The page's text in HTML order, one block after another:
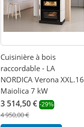
Cuisinière à bois
raccordable - LA
NORDICA Verona XXL.16
Maiolica 7 kW
3 514,50 € -29%
4 950,00 €